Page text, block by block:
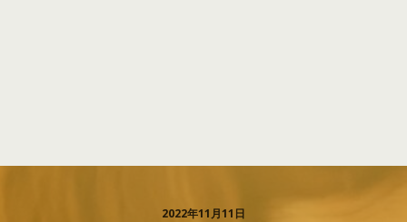
2022年11月11日